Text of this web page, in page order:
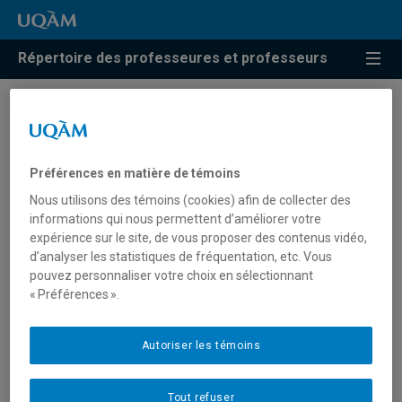
Répertoire des professeures et professeurs
Résultats de recherche pour
Jolin, Louis
jolin.louis@uqam.ca
Droit du tourisme
Préférences en matière de témoins
Nous utilisons des témoins (cookies) afin de collecter des
informations qui nous permettent d’améliorer votre
expérience sur le site, de vous proposer des contenus vidéo,
d’analyser les statistiques de fréquentation, etc. Vous
pouvez personnaliser votre choix en sélectionnant
« Préférences ».
Tout refuser
Autoriser les témoins